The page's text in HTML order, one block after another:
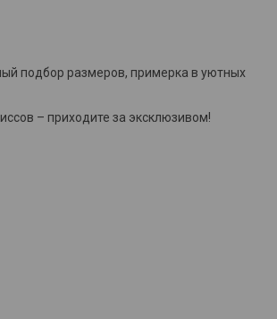
подбор размеров, примерка в уютных
– приходите за эксклюзивом!